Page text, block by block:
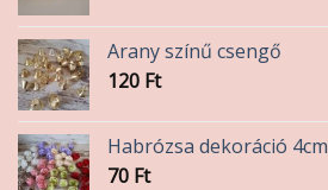
-
330 Ft
Arany színű csengő
120 Ft
Habrózsa dekoráció 4cm
70 Ft